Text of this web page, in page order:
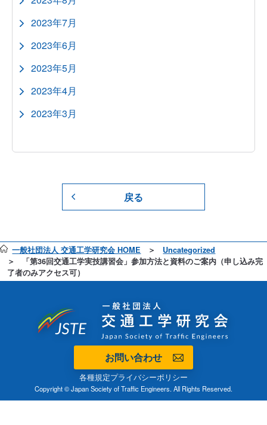
2023年7月
2023年6月
2023年5月
2023年4月
2023年3月
戻る
一般社団法人 交通工学研究会 HOME
Uncategorized
「第36回交通工学実技講習会」参加方法と資料のご案内（申し込み完
了者のみアクセス可）
お問い合わせ
各種規定プライバシーポリシー
Copyright © Japan Society of Traffic Engineers. All Rights Reserved.